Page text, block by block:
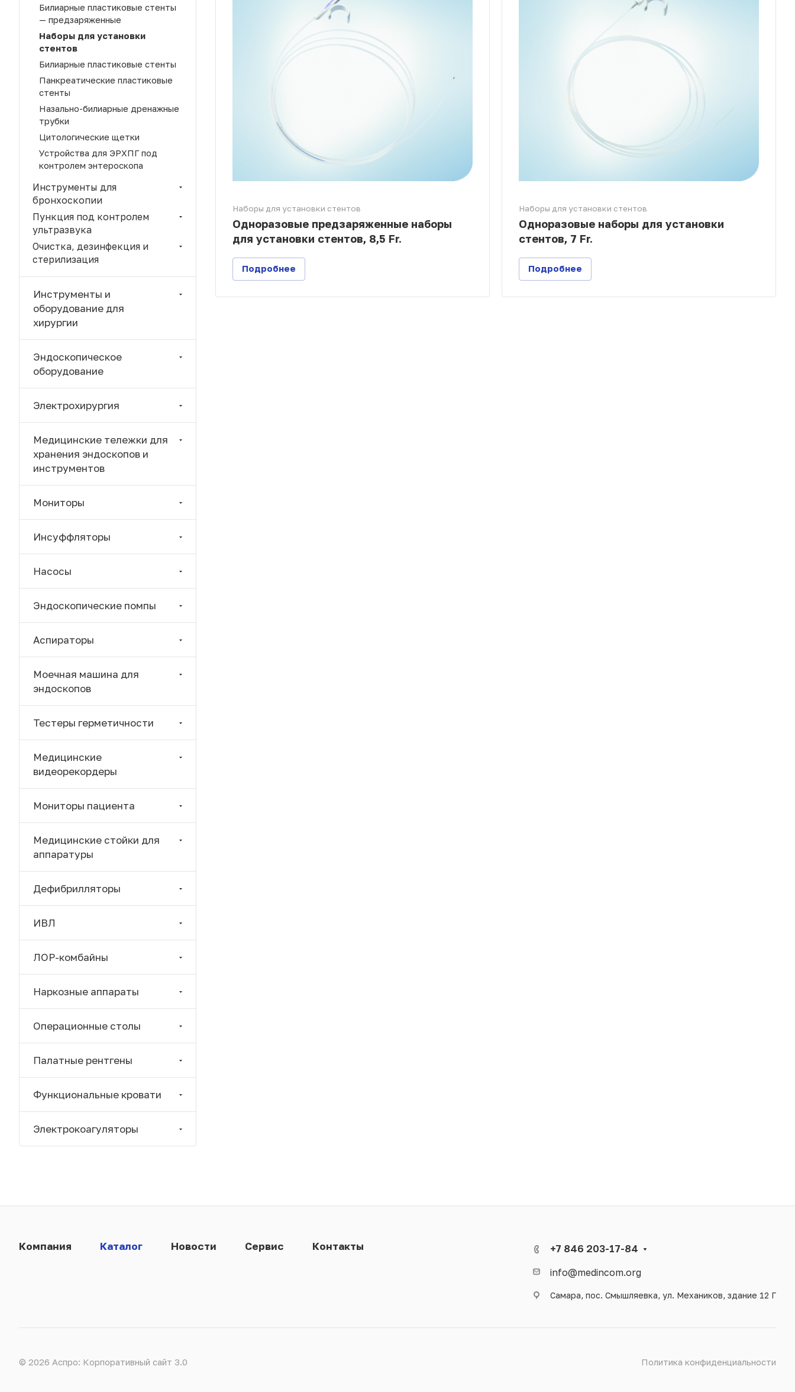
Наборы для установки стентов
Одноразовые предзаряженные наборы
для установки стентов, 8,5 Fr.
Подробнее
Наборы для установки стентов
Одноразовые наборы для установки
стентов, 7 Fr.
Подробнее
Билиарные пластиковые стенты
— предзаряженные
Наборы для установки
стентов
Билиарные пластиковые стенты
Панкреатические пластиковые
стенты
Назально-билиарные дренажные
трубки
Цитологические щетки
Устройства для ЭРХПГ под
контролем энтероскопа
Инструменты для
бронхоскопии
Пункция под контролем
ультразвука
Очистка, дезинфекция и
стерилизация
Инструменты и
оборудование для
хирургии
Эндоскопическое
оборудование
Электрохирургия
Медицинские тележки для
хранения эндоскопов и
инструментов
Мониторы
Инсуффляторы
Насосы
Эндоскопические помпы
Аспираторы
Моечная машина для
эндоскопов
Тестеры герметичности
Медицинские
видеорекордеры
Мониторы пациента
Медицинские стойки для
аппаратуры
Дефибрилляторы
ИВЛ
ЛОР-комбайны
Наркозные аппараты
Операционные столы
Палатные рентгены
Функциональные кровати
Электрокоагуляторы
Компания Каталог Новости Сервис Контакты +7 846 203-17-84
info@medincom.org
Самара, пос. Смышляевка, ул. Механиков, здание 12 Г
© 2026 Аспро: Корпоративный сайт 3.0 Политика конфиденциальности